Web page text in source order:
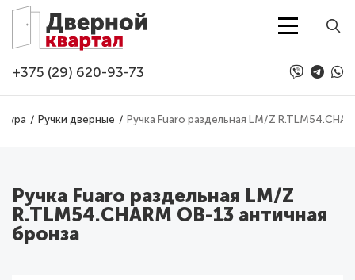
Перейти к основному содержанию
+375 (29) 620-93-73
Ручки дверные Ручка Fuaro раздельная LM/Z
Ручка Fuaro раздельная LM/Z
R.TLM54.CHARM OB-13 античная
бронза